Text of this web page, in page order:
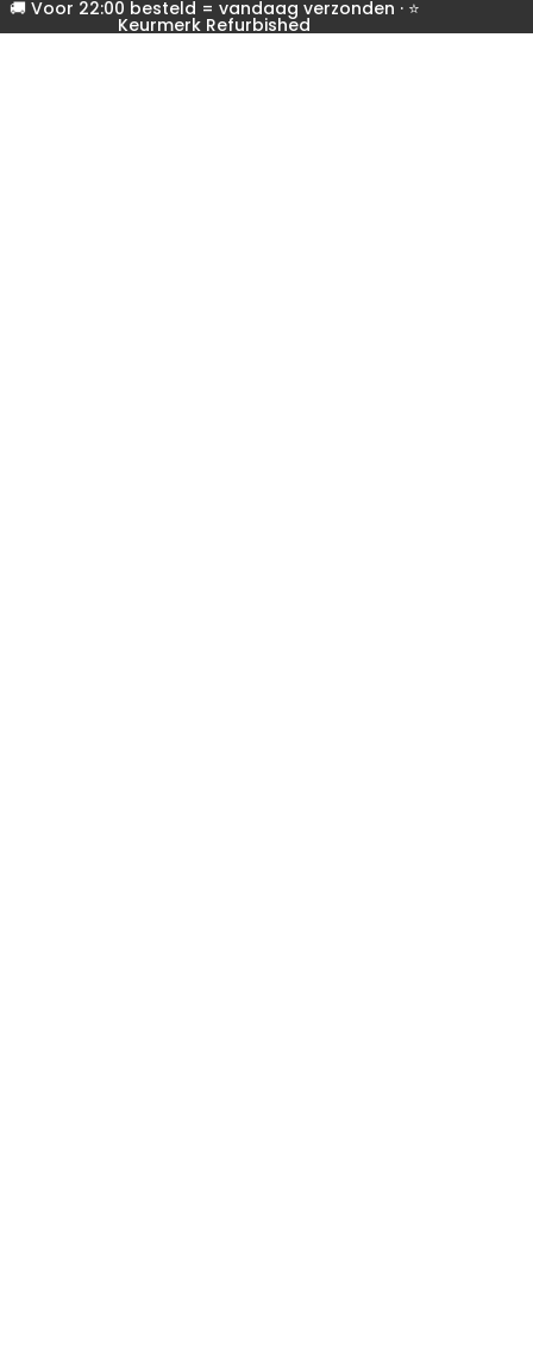
🚚 Voor 22:00 besteld = vandaag verzonden · ⭐
Keurmerk Refurbished